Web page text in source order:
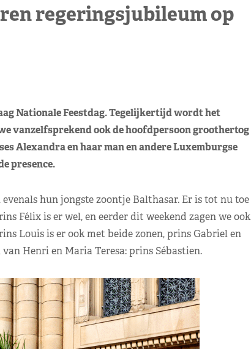
regeringsjubileum op
Nationale Feestdag. Tegelijkertijd wordt het
vanzelfsprekend ook de hoofdpersoon groothertog
Alexandra en haar man en andere Luxemburgse
presence.
hun jongste zoontje Balthasar. Er is tot nu toe
Félix is er wel, en eerder dit weekend zagen we ook
Louis is er ook met beide zonen, prins Gabriel en
Henri en Maria Teresa: prins Sébastien.